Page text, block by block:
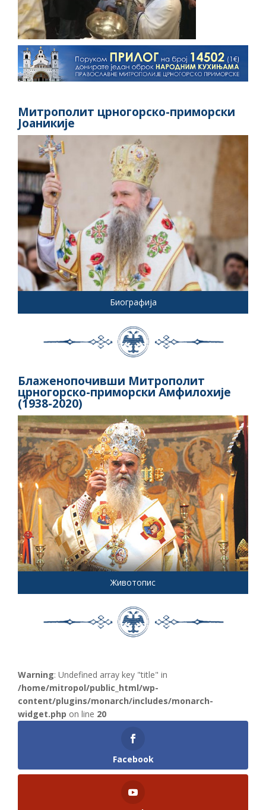
Митрополит црногорско-приморски
Јоаникије
Биографија
Блаженопочивши Митрополит
црногорско-приморски Амфилохије
(1938-2020)
Животопис
Warning: Undefined array key "title" in
/home/mitropol/public_html/wp-
content/plugins/monarch/includes/monarch-
widget.php on line 20
Facebook